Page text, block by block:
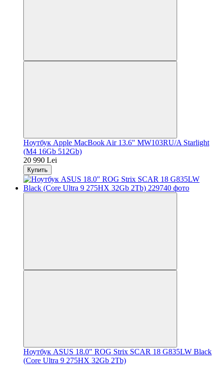
Ноутбук Apple MacBook Air 13.6" MW103RU/A Starlight
(M4 16Gb 512Gb)
20 990 Lei
Купить
Ноутбук ASUS 18.0" ROG Strix SCAR 18 G835LW Black
(Core Ultra 9 275HX 32Gb 2Tb)